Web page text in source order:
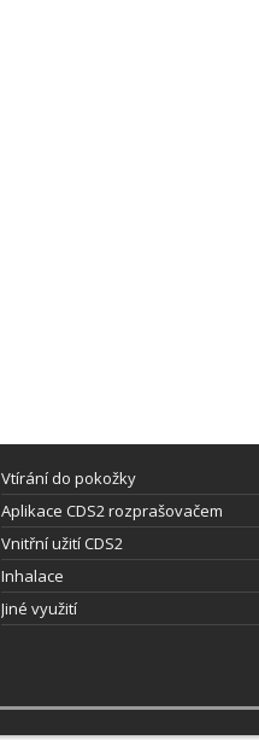
Vtírání do pokožky
Aplikace CDS2 rozprašovačem
Vnitřní užití CDS2
Inhalace
Jiné využití